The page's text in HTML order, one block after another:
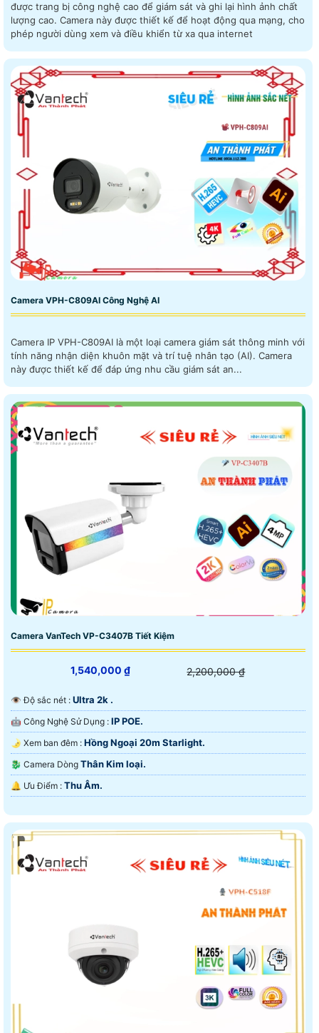
được trang bị công nghệ cao để giám sát và ghi lại hình ảnh chất
lượng cao. Camera này được thiết kế để hoạt động qua mạng, cho
phép người dùng xem và điều khiển từ xa qua internet
Camera VPH-C809AI Công Nghệ AI
Camera IP VPH-C809AI là một loại camera giám sát thông minh với
tính năng nhận diện khuôn mặt và trí tuệ nhân tạo (AI). Camera
này được thiết kế để đáp ứng nhu cầu giám sát an...
Camera VanTech VP-C3407B Tiết Kiệm
1,540,000 ₫ 2,200,000 ₫
👁 Độ sắc nét : Ultra 2k .
🤖️ Công Nghệ Sử Dụng : IP POE.
🌛 Xem ban đêm : Hồng Ngoại 20m Starlight.
🐉️ Camera Dòng Thân Kim loại.
️🔔 Ưu Điểm : Thu Âm.